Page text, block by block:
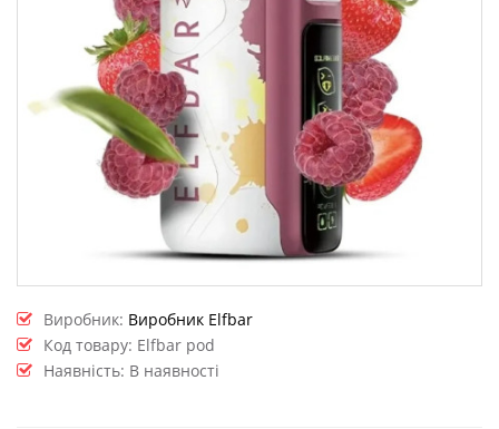
Виробник: Виробник Elfbar
Код товару: Elfbar pod
Наявність: В наявності